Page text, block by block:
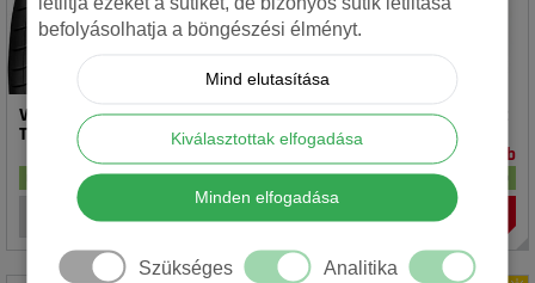
Vredestein 195/65R15 91T T-
TRAC 2 DOT23
17 db
Rotalla 195/65R15 91V RH02
14 990 Ft/ db
raktáron
befolyásolhatja a böngészési élményt.
Mind elutasítása
Kiválasztottak elfogadása
Minden elfogadása
Szükséges Analitika